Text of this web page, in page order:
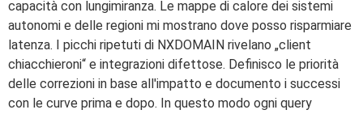
capacità con lungimiranza. Le mappe di calore dei sistemi
autonomi e delle regioni mi mostrano dove posso risparmiare
latenza. I picchi ripetuti di NXDOMAIN rivelano „client
chiacchieroni“ e integrazioni difettose. Definisco le priorità
delle correzioni in base all'impatto e documento i successi
con le curve prima e dopo. In questo modo ogni query